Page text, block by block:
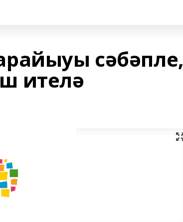
сәбәпле,
ителә